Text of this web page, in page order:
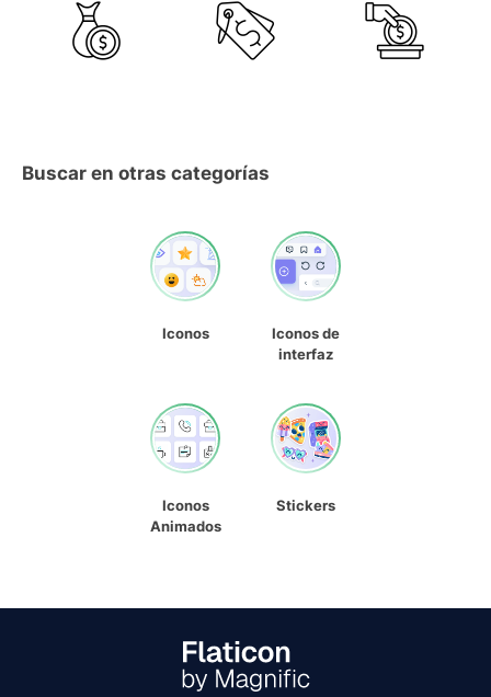
Buscar en otras categorías
Iconos
Iconos de
interfaz
Iconos
Animados
Stickers